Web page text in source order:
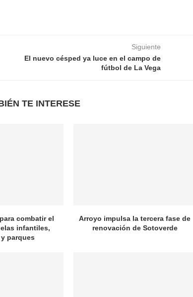
Siguiente
El nuevo césped ya luce en el campo de
fútbol de La Vega
TE INTERESE
combatir el
infantiles,
parques
Arroyo impulsa la tercera fase de
renovación de Sotoverde